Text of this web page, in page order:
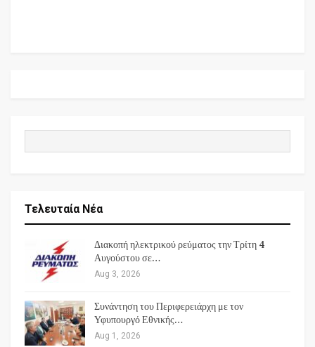
Τελευταία Νέα
Διακοπή ηλεκτρικού ρεύματος την Τρίτη 4
Αυγούστου σε…
Aug 3, 2026
Συνάντηση του Περιφερειάρχη με τον
Υφυπουργό Εθνικής…
Aug 1, 2026